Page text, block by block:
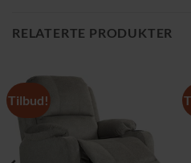
RELATERTE PRODUKTER
Tilbud!